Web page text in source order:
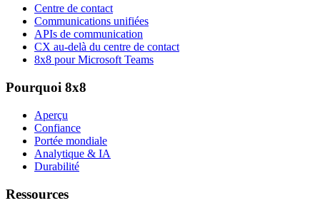
Centre de contact
Communications unifiées
APIs de communication
CX au-delà du centre de contact
8x8 pour Microsoft Teams
Pourquoi 8x8
Aperçu
Confiance
Portée mondiale
Analytique & IA
Durabilité
Ressources